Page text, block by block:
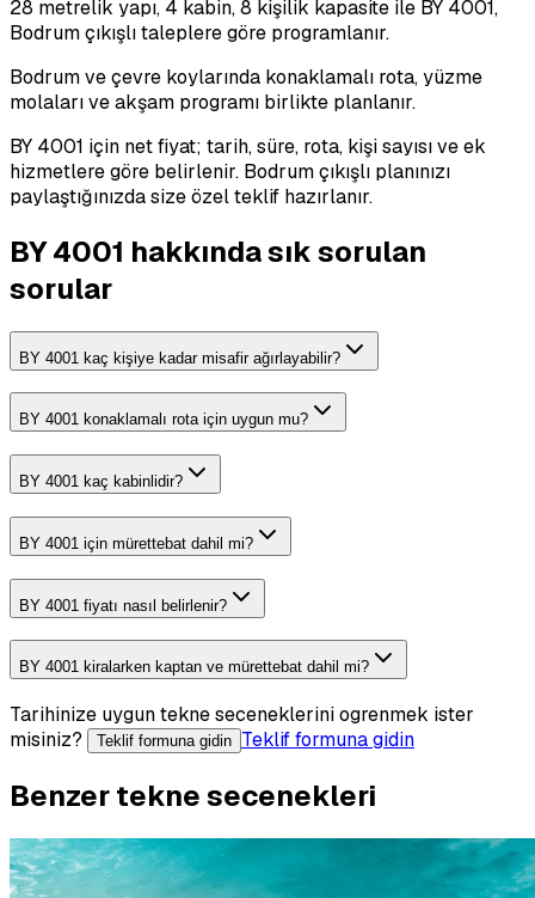
28 metrelik yapı, 4 kabin, 8 kişilik kapasite ile BY 4001,
Bodrum çıkışlı taleplere göre programlanır.
Bodrum ve çevre koylarında konaklamalı rota, yüzme
molaları ve akşam programı birlikte planlanır.
BY 4001 için net fiyat; tarih, süre, rota, kişi sayısı ve ek
hizmetlere göre belirlenir. Bodrum çıkışlı planınızı
paylaştığınızda size özel teklif hazırlanır.
BY 4001 hakkında sık sorulan
sorular
BY 4001 kaç kişiye kadar misafir ağırlayabilir?
BY 4001 konaklamalı rota için uygun mu?
BY 4001 kaç kabinlidir?
BY 4001 için mürettebat dahil mi?
BY 4001 fiyatı nasıl belirlenir?
BY 4001 kiralarken kaptan ve mürettebat dahil mi?
Tarihinize uygun tekne seceneklerini ogrenmek ister
misiniz?
Teklif formuna gidin Teklif formuna gidin
Benzer tekne secenekleri